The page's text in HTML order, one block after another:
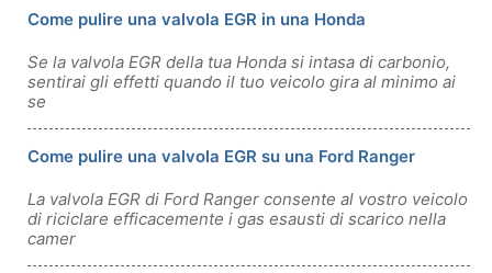
Come pulire una valvola EGR in una Honda
Se la valvola EGR della tua Honda si intasa di carbonio,
sentirai gli effetti quando il tuo veicolo gira al minimo ai
se
Come pulire una valvola EGR su una Ford Ranger
La valvola EGR di Ford Ranger consente al vostro veicolo
di riciclare efficacemente i gas esausti di scarico nella
camer